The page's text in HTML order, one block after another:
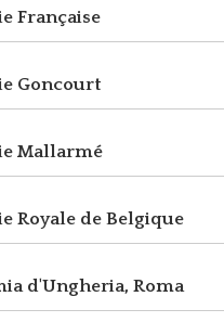
Française
Goncourt
Mallarmé
Royale de Belgique
d'Ungheria, Roma